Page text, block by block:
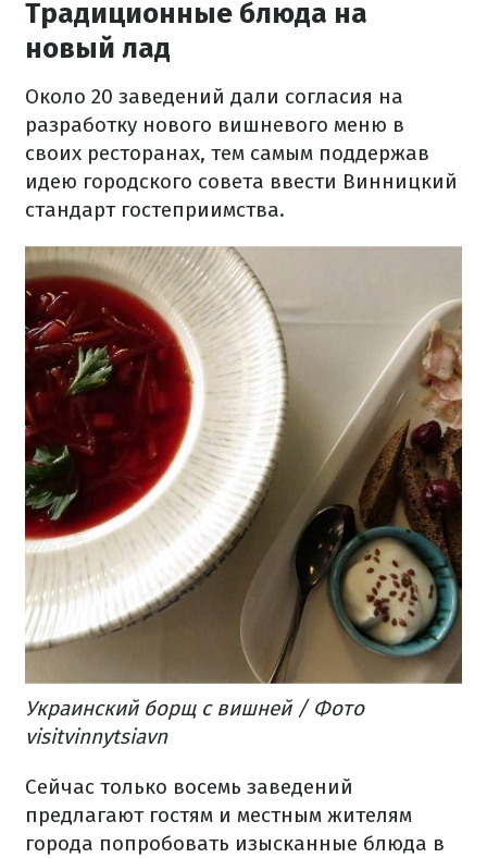
Традиционные блюда на
новый лад
Около 20 заведений дали согласия на
разработку нового вишневого меню в
своих ресторанах, тем самым поддержав
идею городского совета ввести Винницкий
стандарт гостеприимства.
Украинский борщ с вишней / Фото
visitvinnytsiavn
Сейчас только восемь заведений
предлагают гостям и местным жителям
города попробовать изысканные блюда в